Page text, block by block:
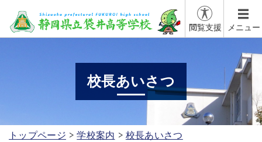
閲覧支援 メニュー
校長あいさつ
トップページ 学校案内 校長あいさつ